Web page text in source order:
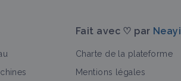
Fait avec ♡ par Neayi
Charte de la plateforme
Mentions légales